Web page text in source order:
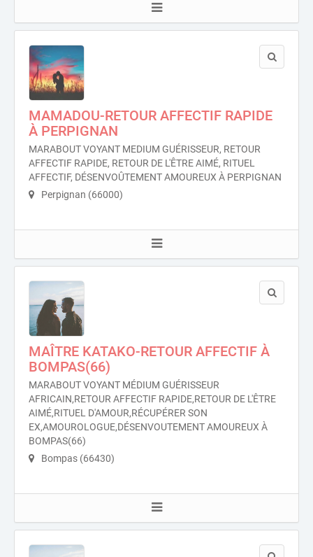
MAMADOU-RETOUR AFFECTIF RAPIDE
À PERPIGNAN
MARABOUT VOYANT MEDIUM GUÉRISSEUR, RETOUR
AFFECTIF RAPIDE, RETOUR DE L'ÊTRE AIMÉ, RITUEL
AFFECTIF, DÉSENVOÛTEMENT AMOUREUX À PERPIGNAN
Perpignan (66000)
MAÎTRE KATAKO-RETOUR AFFECTIF À
BOMPAS(66)
MARABOUT VOYANT MÉDIUM GUÉRISSEUR
AFRICAIN,RETOUR AFFECTIF RAPIDE,RETOUR DE L'ÊTRE
AIMÉ,RITUEL D'AMOUR,RÉCUPÉRER SON
EX,AMOUROLOGUE,DÉSENVOUTEMENT AMOUREUX À
BOMPAS(66)
Bompas (66430)